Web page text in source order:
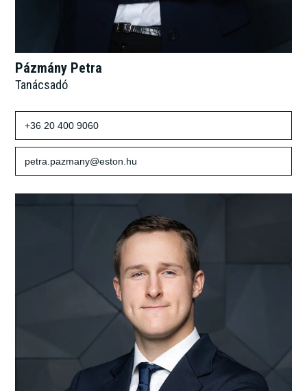
Pázmány Petra
Tanácsadó
+36 20 400 9060
petra.pazmany@eston.hu